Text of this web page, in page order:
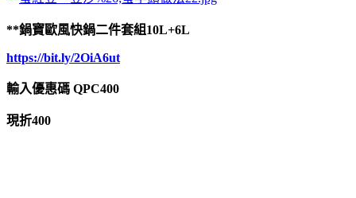
**鍋寶歐風快鍋二件套組10L+6L
https://bit.ly/2OiA6ut
輸入優惠碼 QPC400
現折400